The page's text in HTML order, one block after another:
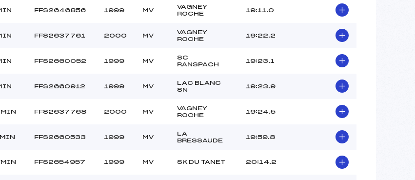
FFS2646856 1999 MV
VAGNEY
ROCHE
19:11.0
FFS2637761 2000 MV
VAGNEY
ROCHE
19:22.2
FFS2660052 1999 MV
SC
RANSPACH
19:23.1
FFS2660912 1999 MV
LAC BLANC
SN
19:23.9
FFS2637768 2000 MV
VAGNEY
ROCHE
19:24.5
FFS2660533 1999 MV
LA
BRESSAUDE
19:59.8
FFS2654957 1999 MV SK DU TANET 20:14.2